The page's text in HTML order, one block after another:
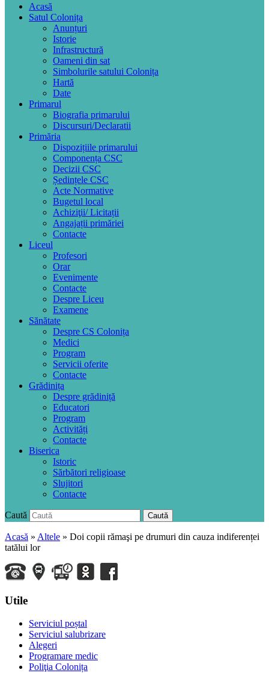
Acasă
Satul Colonița
Anunțuri
Istorie
Infrastructură
Oameni din sat
Simbolurile satului Colonița
Hartă
Date
Primarul
Biografia primarului
Discursuri/Declaratii
Primăria
Dispozițiile primarului
Componența CSC
Decizii CSC
Ședințele CSC
Acte Normative
Bugetul local
Achiziţii/ Licitații
Angajații primăriei
Contacte
Liceul
Profesori
Orar
Evenimente
Contacte
Despre Liceu
Examene
Sănătate
Despre CS Colonița
Medici
Program
Servicii oferite
Contacte
Grădinița
Despre grădiniță
Educatori
Program
Activități
Contacte
Biserica
Istoric
Sărbători religioase
Slujitori
Contacte
Caută Caută
Acasă » Altele » Doi copii rămaşi pe drumuri din cauza indiferenței
tatălui lor
Utile
Serviciul poștal
Serviciul salubrizare
Alegeri
Programare medic
Poliţia Colonița